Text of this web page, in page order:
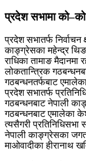
प्रदेश सभामा
प्रदेश सभातर्फ
काङ्ग्रेसका महेन्द्र
राधिका तामाङ
लोकतान्त्रिक
गठबन्धनतर्फबाट
प्रदेश सभातर्फ
गठबन्धनबाट नेपाली
गठबन्धनबाट एमालेका
त्यसैगरी
नेपाली काङ्ग्रेसका
माओवादीका हीरानाथ